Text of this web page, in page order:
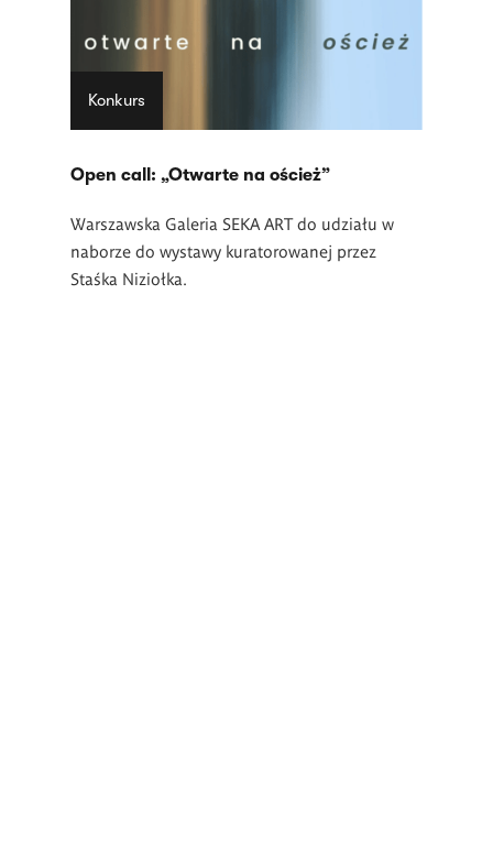
Konkurs
Open call: „Otwarte na oścież”
Warszawska Galeria SEKA ART do udziału w
naborze do wystawy kuratorowanej przez
Staśka Niziołka.